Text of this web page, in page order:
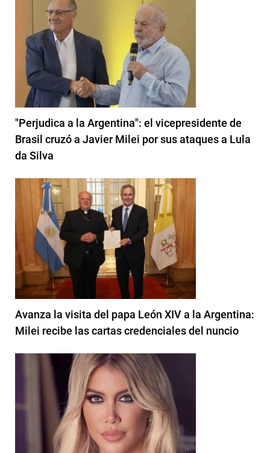
"Perjudica a la Argentina": el vicepresidente de
Brasil cruzó a Javier Milei por sus ataques a Lula
da Silva
Avanza la visita del papa León XIV a la Argentina:
Milei recibe las cartas credenciales del nuncio